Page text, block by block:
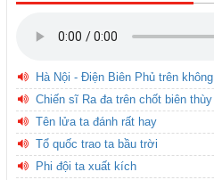
Hà Nội - Điện Biên Phủ trên không
Chiến sĩ Ra đa trên chốt biên thùy
Tên lửa ta đánh rất hay
Tổ quốc trao ta bầu trời
Phi đội ta xuất kích